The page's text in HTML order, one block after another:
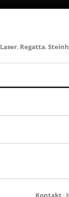
Laser, Regatta,
Kontakt ·